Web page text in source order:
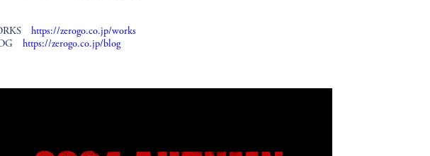
https://zerogo.co.jp/works
https://zerogo.co.jp/blog